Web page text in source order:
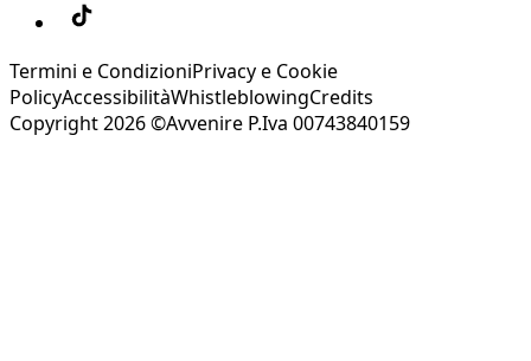
Termini e CondizioniPrivacy e Cookie
PolicyAccessibilitàWhistleblowingCredits
Copyright 2026 ©Avvenire P.Iva 00743840159